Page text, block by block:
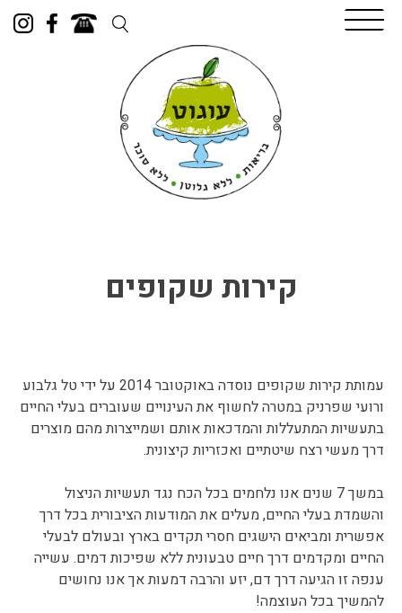
Skip
to
קירות שקופים
עמותת קירות שקופים נוסדה באוקטובר 2014 על ידי טל גלבוע
ורועי שפרניק במטרה לחשוף את העינויים שעוברים בעלי החיים
בתעשיות המתעללות והמדכאות אותם ושמייצרות מהם מוצרים
דרך מעשי רצח שיטתיים ואכזריות קיצונית.
במשך 7 שנים אנו נלחמים בכל הכח נגד תעשיות הניצול
והשמדת בעלי החיים, מעלים את המודעות הציבורית בכל דרך
אפשרית ומביאים הישגים חסרי תקדים בארץ ובעולם לבעלי
החיים ומקדמים דרך חיים טבעונית ללא שפיכות דמים. עשייה
ענפה זו הגיעה דרך דם, יזע והרבה דמעות אך אנו נחושים
להמשיך בכל העוצמה!